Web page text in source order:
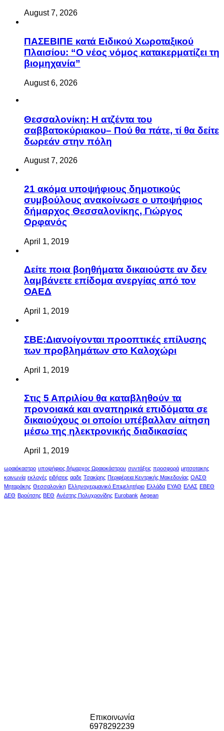
August 7, 2026
ΠΑΣΕΒΙΠΕ κατά Ειδικού Χωροταξικού
Πλαισίου: “Ο νέος νόμος κατακερματίζει τη
βιομηχανία”
August 6, 2026
Θεσσαλονίκη: Η ατζέντα του
σαββατοκύριακου– Πού θα πάτε, τί θα δείτε
δωρεάν στην πόλη
August 7, 2026
21 ακόμα υποψήφιους δημοτικούς
συμβούλους ανακοίνωσε ο υποψήφιος
δήμαρχος Θεσσαλονίκης, Γιώργος
Ορφανός
April 1, 2019
Δείτε ποια βοηθήματα δικαιούστε αν δεν
λαμβάνετε επίδομα ανεργίας από τον
ΟΑΕΔ
April 1, 2019
ΣΒΕ:Διανοίγονται προοπτικές επίλυσης
των προβλημάτων στο Καλοχώρι
April 1, 2019
Στις 5 Απριλίου θα καταβληθούν τα
προνοιακά και αναπηρικά επιδόματα σε
δικαιούχους οι οποίοι υπέβαλλαν αίτηση
μέσω της ηλεκτρονικής διαδικασίας
April 1, 2019
ωραιόκαστρο υποψήφιος δήμαρχος Ωραιοκάστρου συντάξεις προσφορά μητσοτακης
κοινωνία εκλογές ειδήσεις ααδε Τσακίρης Περιφέρεια Κεντρικής Μακεδονίας ΟΑΣΘ
Μηταράκης Θεσσαλονίκη Ελληνογερμανικό Επιμελητήριο Ελλάδα ΕΥΑΘ ΕΛΑΣ ΕΒΕΘ
ΔΕΘ Βρούτσης ΒΕΘ Ανέστης Πολυχρονίδης Eurobank Aegean
Επικοινωνία
6978292239